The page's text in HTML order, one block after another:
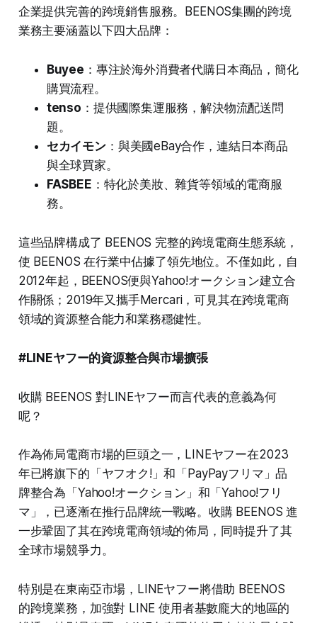
企業提供完善的跨境銷售服務。BEENOS集團的跨境
業務主要涵蓋以下四大品牌：
Buyee ：專注於海外消費者代購日本商品，簡化
購買流程。
tenso ：提供國際集運服務，解決物流配送問
題。
セカイモン：與美國eBay合作，連結日本商品
與全球買家。
FASBEE ：特化於美妝、雜貨等領域的電商服
務。
這些品牌構成了 BEENOS 完整的跨境電商生態系統，
使 BEENOS 在行業中佔據了領先地位。不僅如此，自
2012年起，BEENOS便與Yahoo!オークション建立合
作關係；2019年又攜手Mercari，可見其在跨境電商
領域的資源整合能力和業務穩健性。
#LINEヤフー的資源整合與市場擴張
收購 BEENOS 對LINEヤフー而言代表的意義為何
呢？
作為佈局電商市場的巨頭之一，LINEヤフー在2023
年已將旗下的「ヤフオク!」和「PayPayフリマ」品
牌整合為「Yahoo!オークション」和「Yahoo!フリ
マ」，已逐漸在推行品牌統一戰略。收購 BEENOS 進
一步鞏固了其在跨境電商領域的佈局，同時提升了其
全球市場競爭力。
特別是在東南亞市場，LINEヤフー將借助 BEENOS
的跨境業務，加強對 LINE 使用者基數龐大的地區的